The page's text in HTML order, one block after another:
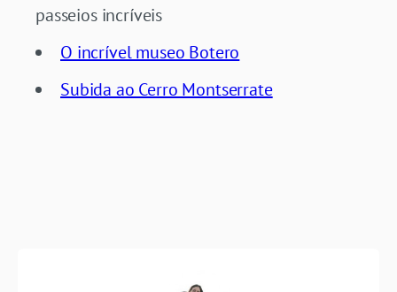
passeios incríveis
O incrível museo Botero
Subida ao Cerro Montserrate